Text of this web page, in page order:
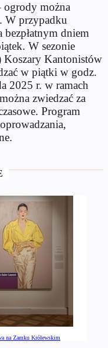
ogrody można
W przypadku
dniem
W sezonie
Kantonistów
w piątki w godz.
2025 r. w ramach
zwiedzać za
Program
na Zamku Królewskim